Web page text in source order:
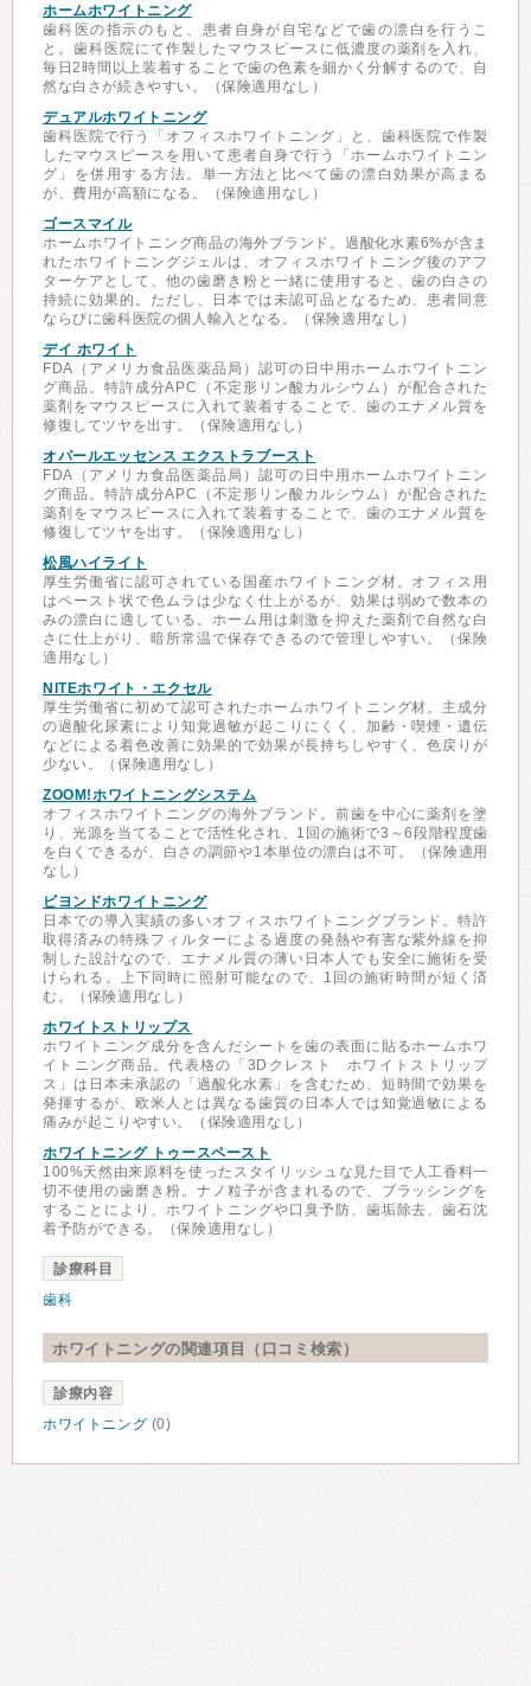
ホームホワイトニング
歯科医の指示のもと、患者自身が自宅などで歯の漂白を行うこ
と。歯科医院にて作製したマウスピースに低濃度の薬剤を入れ、
毎日2時間以上装着することで歯の色素を細かく分解するので、自
然な白さが続きやすい。（保険適用なし）
デュアルホワイトニング
歯科医院で行う「オフィスホワイトニング」と、歯科医院で作製
したマウスピースを用いて患者自身で行う「ホームホワイトニン
グ」を併用する方法。単一方法と比べて歯の漂白効果が高まる
が、費用が高額になる。（保険適用なし）
ゴースマイル
ホームホワイトニング商品の海外ブランド。過酸化水素6%が含ま
れたホワイトニングジェルは、オフィスホワイトニング後のアフ
ターケアとして、他の歯磨き粉と一緒に使用すると、歯の白さの
持続に効果的。ただし、日本では未認可品となるため、患者同意
ならびに歯科医院の個人輸入となる。（保険適用なし）
デイ ホワイト
FDA（アメリカ食品医薬品局）認可の日中用ホームホワイトニン
グ商品。特許成分APC（不定形リン酸カルシウム）が配合された
薬剤をマウスピースに入れて装着することで、歯のエナメル質を
修復してツヤを出す。（保険適用なし）
オパールエッセンス エクストラブースト
FDA（アメリカ食品医薬品局）認可の日中用ホームホワイトニン
グ商品。特許成分APC（不定形リン酸カルシウム）が配合された
薬剤をマウスピースに入れて装着することで、歯のエナメル質を
修復してツヤを出す。（保険適用なし）
松風ハイライト
厚生労働省に認可されている国産ホワイトニング材。オフィス用
はペースト状で色ムラは少なく仕上がるが、効果は弱めで数本の
みの漂白に適している。ホーム用は刺激を抑えた薬剤で自然な白
さに仕上がり、暗所常温で保存できるので管理しやすい。（保険
適用なし）
NITEホワイト・エクセル
厚生労働省に初めて認可されたホームホワイトニング材。主成分
の過酸化尿素により知覚過敏が起こりにくく、加齢・喫煙・遺伝
などによる着色改善に効果的で効果が長持ちしやすく、色戻りが
少ない。（保険適用なし）
ZOOM!ホワイトニングシステム
オフィスホワイトニングの海外ブランド。前歯を中心に薬剤を塗
り、光源を当てることで活性化され、1回の施術で3～6段階程度歯
を白くできるが、白さの調節や1本単位の漂白は不可。（保険適用
なし）
ビヨンドホワイトニング
日本での導入実績の多いオフィスホワイトニングブランド。特許
取得済みの特殊フィルターによる過度の発熱や有害な紫外線を抑
制した設計なので、エナメル質の薄い日本人でも安全に施術を受
けられる。上下同時に照射可能なので、1回の施術時間が短く済
む。（保険適用なし）
ホワイトストリップス
ホワイトニング成分を含んだシートを歯の表面に貼るホームホワ
イトニング商品。代表格の「3Dクレスト ホワイトストリップ
ス」は日本未承認の「過酸化水素」を含むため、短時間で効果を
発揮するが、欧米人とは異なる歯質の日本人では知覚過敏による
痛みが起こりやすい。（保険適用なし）
ホワイトニング トゥースペースト
100%天然由来原料を使ったスタイリッシュな見た目で人工香料一
切不使用の歯磨き粉。ナノ粒子が含まれるので、ブラッシングを
することにより、ホワイトニングや口臭予防、歯垢除去、歯石沈
着予防ができる。（保険適用なし）
診療科目
歯科
ホワイトニングの関連項目（口コミ検索）
診療内容
ホワイトニング (0)